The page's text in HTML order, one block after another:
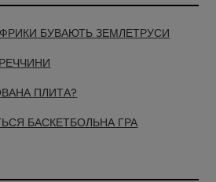
БУВАЮТЬ ЗЕМЛЕТРУСИ
ПЛИТА?
БАСКЕТБОЛЬНА ГРА